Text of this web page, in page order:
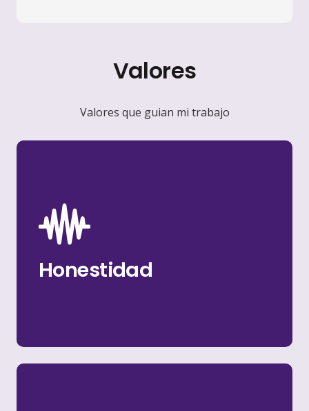
Valores
Valores que guian mi trabajo
Honestidad
Honestidad
Soy siempre directa para darte pasos claros
para alcanzar tus objetivos.